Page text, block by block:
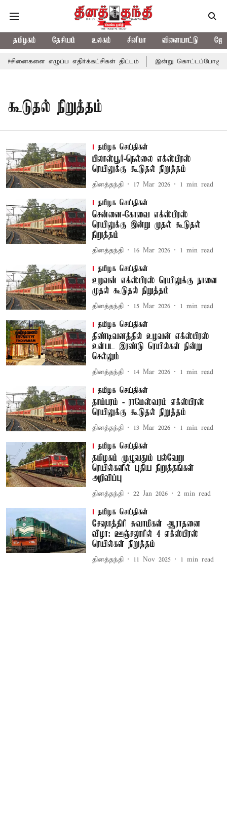
தமிழகம் தேசியம் உலகம் சினிமா விளையாட்டு
எழுப்ப எதிர்க்கட்சிகள் திட்டம் இன்று கொட்டப்போகும்
கூடுதல் நிறுத்தம்
தமிழக செய்திகள்
பிலாஸ்பூர்-நெல்லை எக்ஸ்பிரஸ்
ரெயிலுக்கு கூடுதல் நிறுத்தம்
தினத்தந்தி 17 Mar 2026 1 min read
தமிழக செய்திகள்
சென்னை-கோவை எக்ஸ்பிரஸ்
ரெயிலுக்கு இன்று முதல் கூடுதல்
நிறுத்தம்
தினத்தந்தி 16 Mar 2026 1 min read
தமிழக செய்திகள்
உழவன் எக்ஸ்பிரஸ் ரெயிலுக்கு நாளை
முதல் கூடுதல் நிறுத்தம்
தினத்தந்தி 15 Mar 2026 1 min read
தமிழக செய்திகள்
திண்டிவனத்தில் உழவன் எக்ஸ்பிரஸ்
உள்பட இரண்டு ரெயில்கள் நின்று
செல்லும்
தினத்தந்தி 14 Mar 2026 1 min read
தமிழக செய்திகள்
தாம்பரம் - ராமேஸ்வரம் எக்ஸ்பிரஸ்
ரெயிலுக்கு கூடுதல் நிறுத்தம்
தினத்தந்தி 13 Mar 2026 1 min read
தமிழக செய்திகள்
தமிழகம் முழுவதும் பல்வேறு
ரெயில்களில் புதிய நிறுத்தங்கள்
அறிவிப்பு
தினத்தந்தி 22 Jan 2026 2 min read
தமிழக செய்திகள்
சேஷாத்திரி சுவாமிகள் ஆராதனை
விழா: ஊஞ்சலூரில் 4 எக்ஸ்பிரஸ்
ரெயில்கள் நிறுத்தம்
தினத்தந்தி 11 Nov 2025 1 min read